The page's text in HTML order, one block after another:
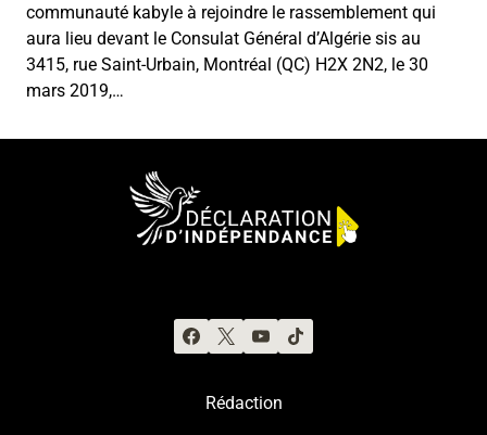
communauté kabyle à rejoindre le rassemblement qui
aura lieu devant le Consulat Général d’Algérie sis au
3415, rue Saint-Urbain, Montréal (QC) H2X 2N2, le 30
mars 2019,…
Rédaction